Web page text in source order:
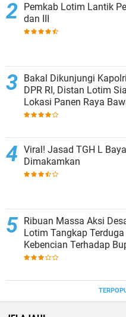
Pemkab Lotim Lantik
dan III
Bakal Dikunjungi
DPR RI, Distan Lotim
Lokasi Panen Raya
Viral! Jasad TGH L
Dimakamkan
Ribuan Massa Aksi
Lotim Tangkap
Kebencian Terhadap